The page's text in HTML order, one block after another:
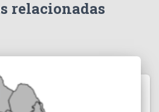
relacionadas